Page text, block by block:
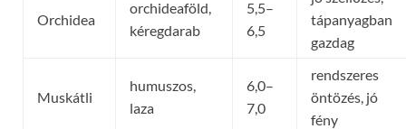
Orchidea
orchideaföld,
kéregdarab
5,5–
6,5
tápanyagban
gazdag
Muskátli
humuszos,
laza
6,0–
7,0
rendszeres
öntözés, jó
fény